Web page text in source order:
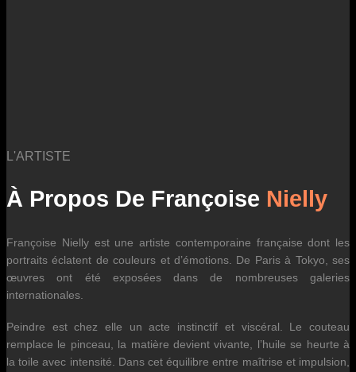
L'ARTISTE
À Propos De Françoise Nielly
Françoise Nielly est une artiste contemporaine française dont les
portraits éclatent de couleurs et d’émotions. De Paris à Tokyo, ses
œuvres ont été exposées dans de nombreuses galeries
internationales.
Peindre est chez elle un acte instinctif et viscéral. Le couteau
remplace le pinceau, la matière devient vivante, l’huile se heurte à
la toile avec intensité. Dans cet équilibre entre maîtrise et impulsion,